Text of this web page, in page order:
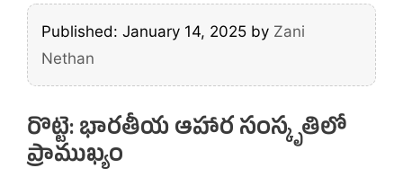
Published: January 14, 2025 by Zani
Nethan
రొట్టె: భారతీయ ఆహార సంస్కృతిలో
ప్రాముఖ్యం